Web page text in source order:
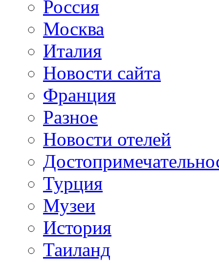
Россия
Москва
Италия
Новости сайта
Франция
Разное
Новости отелей
Турция
Музеи
История
Таиланд